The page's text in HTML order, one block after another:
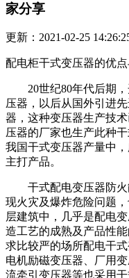
家分享
更新：2021-02-25
配电柜干式变压器的优
20世纪80年代后期，
压器，以后从国外引进
器，这种变压器生产技
压器的厂家也生产此种
我国干式变压器产量中
主打产品。
干式配电变压器防火
现火灾及爆炸危险问题
层建筑中，几乎是配电
造工艺的成熟及产品性
求比较严的场所配电干
电机励磁变压器、厂用
流牵引变压器等也采用干